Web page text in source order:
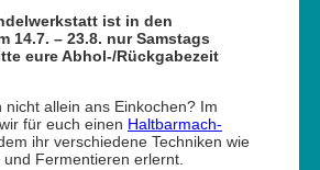
ist in den
14.7. – 23.8. nur Samstags
eure Abhol-/Rückgabezeit
nicht allein ans Einkochen? Im
für euch einen Haltbarmach-
ihr verschiedene Techniken wie
Fermentieren erlernt.